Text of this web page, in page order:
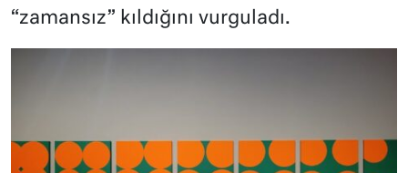
“zamansız” kıldığını vurguladı.